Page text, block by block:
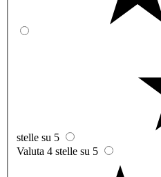
stelle su 5
Valuta 4 stelle su 5